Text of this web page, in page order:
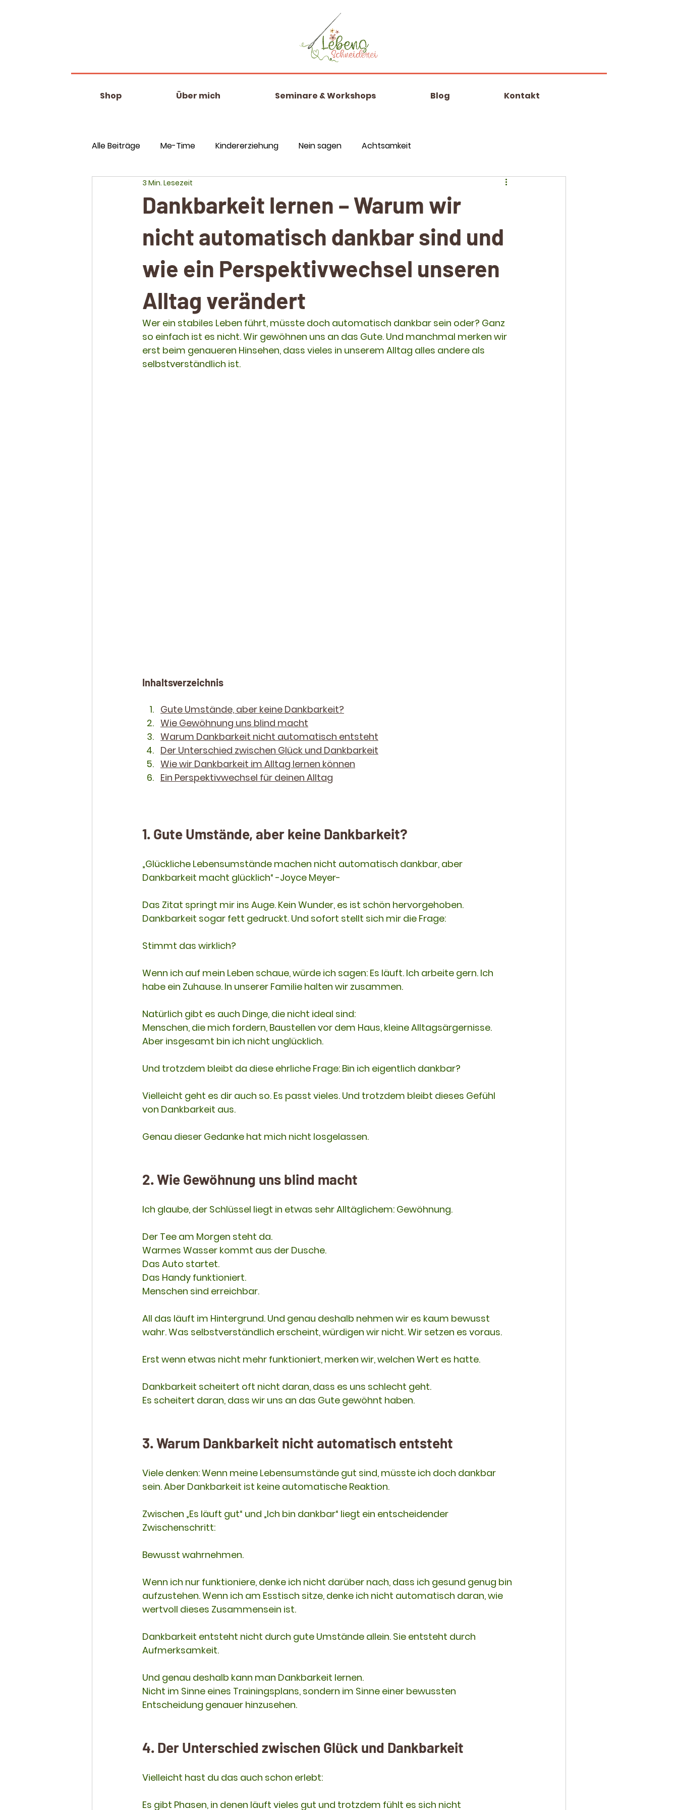
Shop Über mich Seminare & Workshops Blog Kontakt
Alle Beiträge Me-Time Kindererziehung Nein sagen Achtsamkeit
Dankbarkeit lernen – Warum wir
nicht automatisch dankbar sind und
wie ein Perspektivwechsel unseren
Alltag verändert
3 Min. Lesezeit
Wer ein stabiles Leben führt, müsste doch automatisch dankbar sein oder? Ganz
so einfach ist es nicht. Wir gewöhnen uns an das Gute. Und manchmal merken wir
erst beim genaueren Hinsehen, dass vieles in unserem Alltag alles andere als
selbstverständlich ist.
Inhaltsverzeichnis
Gute Umstände, aber keine Dankbarkeit?
Wie Gewöhnung uns blind macht
Warum Dankbarkeit nicht automatisch entsteht
Der Unterschied zwischen Glück und Dankbarkeit
Wie wir Dankbarkeit im Alltag lernen können
Ein Perspektivwechsel für deinen Alltag
1. Gute Umstände, aber keine Dankbarkeit?
„Glückliche Lebensumstände machen nicht automatisch dankbar, aber
Dankbarkeit macht glücklich“ -Joyce Meyer-
Das Zitat springt mir ins Auge. Kein Wunder, es ist schön hervorgehoben.
Dankbarkeit sogar fett gedruckt. Und sofort stellt sich mir die Frage:
Stimmt das wirklich?
Wenn ich auf mein Leben schaue, würde ich sagen: Es läuft. Ich arbeite gern. Ich
habe ein Zuhause. In unserer Familie halten wir zusammen.
Natürlich gibt es auch Dinge, die nicht ideal sind:
Menschen, die mich fordern, Baustellen vor dem Haus, kleine Alltagsärgernisse.
Aber insgesamt bin ich nicht unglücklich.
Und trotzdem bleibt da diese ehrliche Frage: Bin ich eigentlich dankbar?
Vielleicht geht es dir auch so. Es passt vieles. Und trotzdem bleibt dieses Gefühl
von Dankbarkeit aus.
Genau dieser Gedanke hat mich nicht losgelassen.
2. Wie Gewöhnung uns blind macht
Ich glaube, der Schlüssel liegt in etwas sehr Alltäglichem: Gewöhnung.
Der Tee am Morgen steht da.
Warmes Wasser kommt aus der Dusche.
Das Auto startet.
Das Handy funktioniert.
Menschen sind erreichbar.
All das läuft im Hintergrund. Und genau deshalb nehmen wir es kaum bewusst
wahr. Was selbstverständlich erscheint, würdigen wir nicht. Wir setzen es voraus.
Erst wenn etwas nicht mehr funktioniert, merken wir, welchen Wert es hatte.
Dankbarkeit scheitert oft nicht daran, dass es uns schlecht geht.
Es scheitert daran, dass wir uns an das Gute gewöhnt haben.
3. Warum Dankbarkeit nicht automatisch entsteht
Viele denken: Wenn meine Lebensumstände gut sind, müsste ich doch dankbar
sein. Aber Dankbarkeit ist keine automatische Reaktion.
Zwischen „Es läuft gut“ und „Ich bin dankbar“ liegt ein entscheidender
Zwischenschritt:
Bewusst wahrnehmen.
Wenn ich nur funktioniere, denke ich nicht darüber nach, dass ich gesund genug bin
aufzustehen. Wenn ich am Esstisch sitze, denke ich nicht automatisch daran, wie
wertvoll dieses Zusammensein ist.
Dankbarkeit entsteht nicht durch gute Umstände allein. Sie entsteht durch
Aufmerksamkeit.
Und genau deshalb kann man Dankbarkeit lernen.
Nicht im Sinne eines Trainingsplans, sondern im Sinne einer bewussten
Entscheidung genauer hinzusehen.
4. Der Unterschied zwischen Glück und Dankbarkeit
Vielleicht hast du das auch schon erlebt:
Es gibt Phasen, in denen läuft vieles gut und trotzdem fühlt es sich nicht